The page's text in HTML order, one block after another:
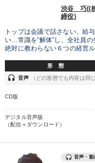
渋谷 巧((
締役)
トップは会議で話さない、給
い…常識を“解体”し、全社員
絶対に教わらない６つの経営
形 態
headset 音声 （どの形態でも内容は同
CD版
デジタル音声版
（配信＋ダウンロード）
音声・動